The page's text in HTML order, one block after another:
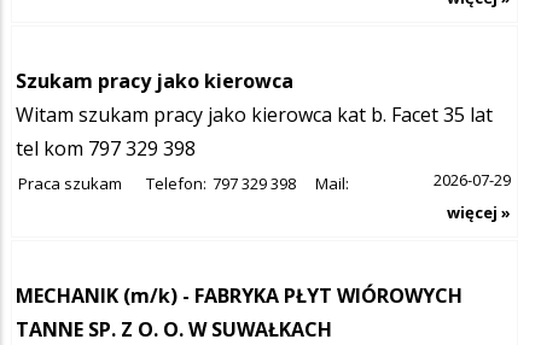
Szukam pracy jako kierowca
Witam szukam pracy jako kierowca kat b. Facet 35 lat
tel kom 797 329 398
Praca szukam Telefon: 797 329 398 Mail:
2026-07-29
więcej »
MECHANIK (m/k) - FABRYKA PŁYT WIÓROWYCH
TANNE SP. Z O. O. W SUWAŁKACH